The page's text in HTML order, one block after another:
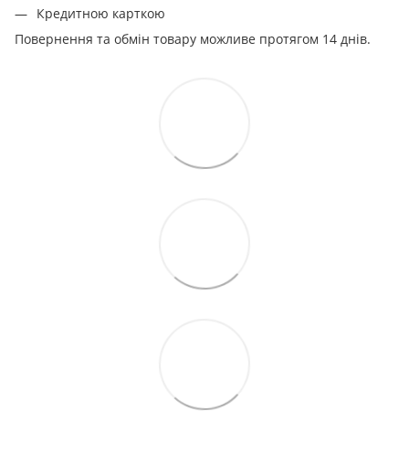
Кредитною карткою
Повернення та обмін товару можливе протягом 14 днів.